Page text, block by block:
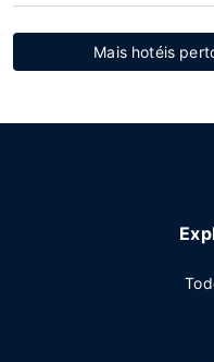
Mais hotéis